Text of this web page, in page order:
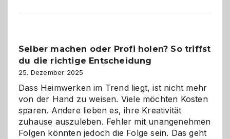
Herausforderungen
und
Zukunft
Selber machen oder Profi holen? So triffst
du die richtige Entscheidung
25. Dezember 2025
Dass Heimwerken im Trend liegt, ist nicht mehr
von der Hand zu weisen. Viele möchten Kosten
sparen. Andere lieben es, ihre Kreativität
zuhause auszuleben. Fehler mit unangenehmen
Folgen könnten jedoch die Folge sein. Das geht